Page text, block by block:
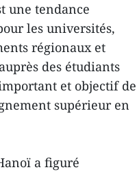
une tendance
les universités,
régionaux et
des étudiants
et objectif de
supérieur en
a figuré